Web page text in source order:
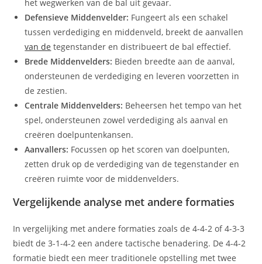
het wegwerken van de bal uit gevaar.
Defensieve Middenvelder: Fungeert als een schakel
tussen verdediging en middenveld, breekt de aanvallen
van de tegenstander en distribueert de bal effectief.
Brede Middenvelders: Bieden breedte aan de aanval,
ondersteunen de verdediging en leveren voorzetten in
de zestien.
Centrale Middenvelders: Beheersen het tempo van het
spel, ondersteunen zowel verdediging als aanval en
creëren doelpuntenkansen.
Aanvallers: Focussen op het scoren van doelpunten,
zetten druk op de verdediging van de tegenstander en
creëren ruimte voor de middenvelders.
Vergelijkende analyse met andere formaties
In vergelijking met andere formaties zoals de 4-4-2 of 4-3-3
biedt de 3-1-4-2 een andere tactische benadering. De 4-4-2
formatie biedt een meer traditionele opstelling met twee